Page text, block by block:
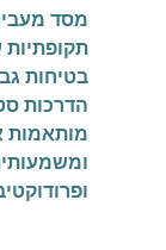
מסד
בטיחות
הדרכות
מותאמות